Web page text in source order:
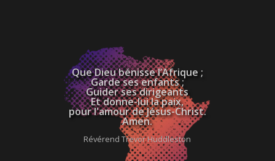
Que Dieu bénisse l’Afrique ;
Garde ses enfants ;
Guider ses dirigeants
Et donne-lui la paix,
pour l'amour de Jésus-Christ.
Amen.
Révérend Trevor Huddleston